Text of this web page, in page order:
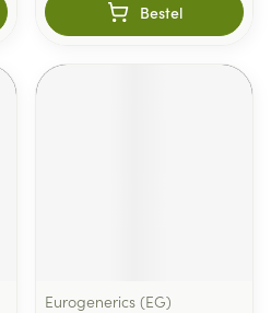
Bestel
Eurogenerics (EG)